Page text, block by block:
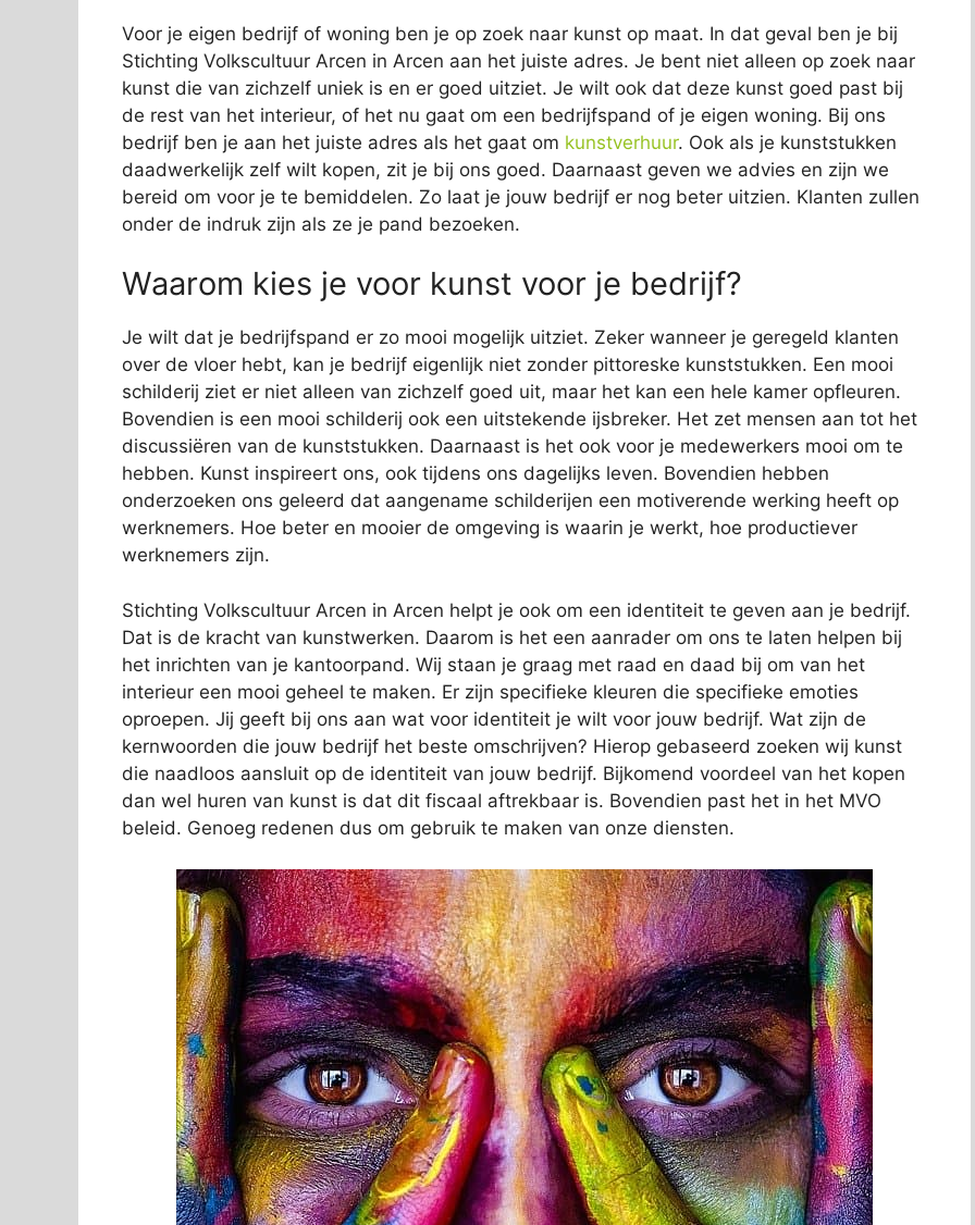
Voor je eigen bedrijf of woning ben je op zoek naar kunst op maat. In dat geval ben je bij
Stichting Volkscultuur Arcen in Arcen aan het juiste adres. Je bent niet alleen op zoek naar
kunst die van zichzelf uniek is en er goed uitziet. Je wilt ook dat deze kunst goed past bij
de rest van het interieur, of het nu gaat om een bedrijfspand of je eigen woning. Bij ons
bedrijf ben je aan het juiste adres als het gaat om kunstverhuur. Ook als je kunststukken
daadwerkelijk zelf wilt kopen, zit je bij ons goed. Daarnaast geven we advies en zijn we
bereid om voor je te bemiddelen. Zo laat je jouw bedrijf er nog beter uitzien. Klanten zullen
onder de indruk zijn als ze je pand bezoeken.
Waarom kies je voor kunst voor je bedrijf?
Je wilt dat je bedrijfspand er zo mooi mogelijk uitziet. Zeker wanneer je geregeld klanten
over de vloer hebt, kan je bedrijf eigenlijk niet zonder pittoreske kunststukken. Een mooi
schilderij ziet er niet alleen van zichzelf goed uit, maar het kan een hele kamer opfleuren.
Bovendien is een mooi schilderij ook een uitstekende ijsbreker. Het zet mensen aan tot het
discussiëren van de kunststukken. Daarnaast is het ook voor je medewerkers mooi om te
hebben. Kunst inspireert ons, ook tijdens ons dagelijks leven. Bovendien hebben
onderzoeken ons geleerd dat aangename schilderijen een motiverende werking heeft op
werknemers. Hoe beter en mooier de omgeving is waarin je werkt, hoe productiever
werknemers zijn.
Stichting Volkscultuur Arcen in Arcen helpt je ook om een identiteit te geven aan je bedrijf.
Dat is de kracht van kunstwerken. Daarom is het een aanrader om ons te laten helpen bij
het inrichten van je kantoorpand. Wij staan je graag met raad en daad bij om van het
interieur een mooi geheel te maken. Er zijn specifieke kleuren die specifieke emoties
oproepen. Jij geeft bij ons aan wat voor identiteit je wilt voor jouw bedrijf. Wat zijn de
kernwoorden die jouw bedrijf het beste omschrijven? Hierop gebaseerd zoeken wij kunst
die naadloos aansluit op de identiteit van jouw bedrijf. Bijkomend voordeel van het kopen
dan wel huren van kunst is dat dit fiscaal aftrekbaar is. Bovendien past het in het MVO
beleid. Genoeg redenen dus om gebruik te maken van onze diensten.